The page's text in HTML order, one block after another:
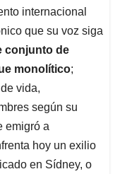
internacional
que su voz siga
conjunto de
monolítico;
vida,
según su
emigró a
hoy un exilio
en Sídney, o